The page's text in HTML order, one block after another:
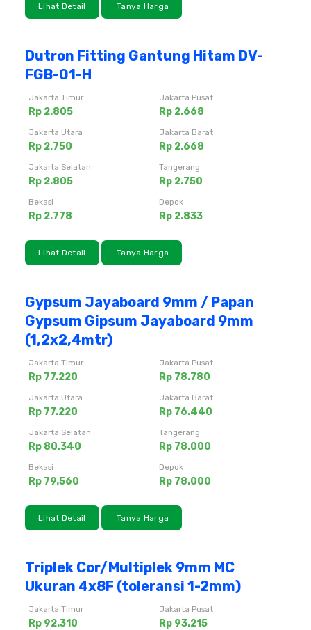
Lihat Detail Tanya Harga
Dutron Fitting Gantung Hitam DV-
FGB-01-H
Jakarta Timur
Rp 2.805
Jakarta Pusat
Rp 2.668
Jakarta Utara
Rp 2.750
Jakarta Barat
Rp 2.668
Jakarta Selatan
Rp 2.805
Tangerang
Rp 2.750
Bekasi
Rp 2.778
Depok
Rp 2.833
Lihat Detail Tanya Harga
Gypsum Jayaboard 9mm / Papan
Gypsum Gipsum Jayaboard 9mm
(1,2x2,4mtr)
Jakarta Timur
Rp 77.220
Jakarta Pusat
Rp 78.780
Jakarta Utara
Rp 77.220
Jakarta Barat
Rp 76.440
Jakarta Selatan
Rp 80.340
Tangerang
Rp 78.000
Bekasi
Rp 79.560
Depok
Rp 78.000
Lihat Detail Tanya Harga
Triplek Cor/Multiplek 9mm MC
Ukuran 4x8F (toleransi 1-2mm)
Jakarta Timur
Rp 92.310
Jakarta Pusat
Rp 93.215